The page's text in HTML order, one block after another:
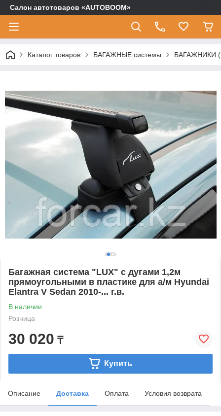
Салон автотоваров «AUTOBOOM»
Каталог товаров БАГАЖНЫЕ системы БАГАЖНИКИ
Багажная система "LUX" с дугами 1,2м
прямоугольными в пластике для а/м Hyundai
Elantra V Sedan 2010-... г.в.
В наличии
Розница
30 020 ₸
Купить
Описание Доставка Оплата Условия возврата